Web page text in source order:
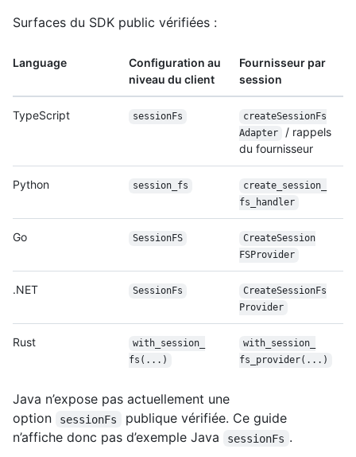
Surfaces du SDK public vérifiées :
Language
Configuration au
niveau du client
Fournisseur par
session
TypeScript sessionFs createSessionFs
Adapter
/ rappels
du fournisseur
Python session_fs
create_session_
fs_handler
Go SessionFS CreateSession
FSProvider
.NET SessionFs CreateSessionFs
Provider
Rust
with_session_
fs(...)
with_session_
fs_provider(...)
Java n’expose pas actuellement une
option
sessionFs
publique vérifiée. Ce guide
n’affiche donc pas d’exemple Java
sessionFs .